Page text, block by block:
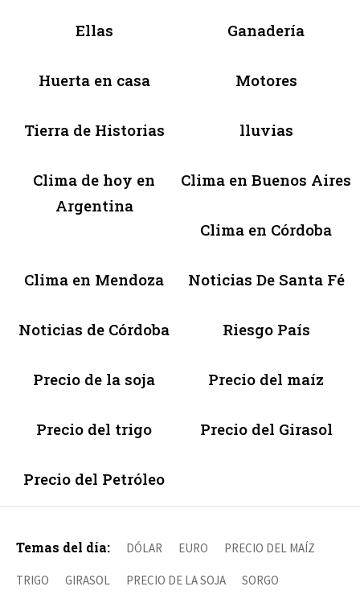
Ellas Ganadería
Huerta en casa Motores
Tierra de Historias lluvias
Clima de hoy en
Argentina
Clima en Buenos Aires
Clima en Córdoba
Clima en Mendoza Noticias De Santa Fé
Noticias de Córdoba Riesgo País
Precio de la soja Precio del maíz
Precio del trigo Precio del Girasol
Precio del Petróleo
Temas del día: DÓLAR EURO PRECIO DEL MAÍZ
TRIGO GIRASOL PRECIO DE LA SOJA SORGO